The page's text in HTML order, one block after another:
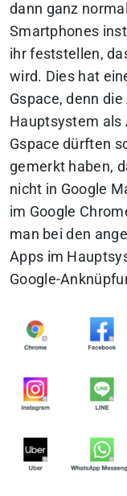
dann ganz
Smartphones
ihr feststellen,
wird. Dies hat
Gspace, denn
Hauptsystem als
Gspace dürften
gemerkt haben,
nicht in Google
im Google
man bei den
Apps im
Google-